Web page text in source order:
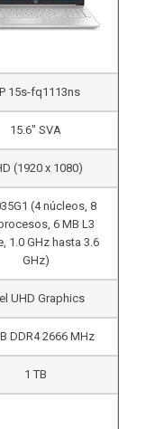
15s-fq1113ns
15.6″ SVA
(1920 x 1080)
(4 núcleos, 8
6 MB L3
1.0 GHz hasta 3.6
GHz)
UHD Graphics
DDR4 2666 MHz
1 TB